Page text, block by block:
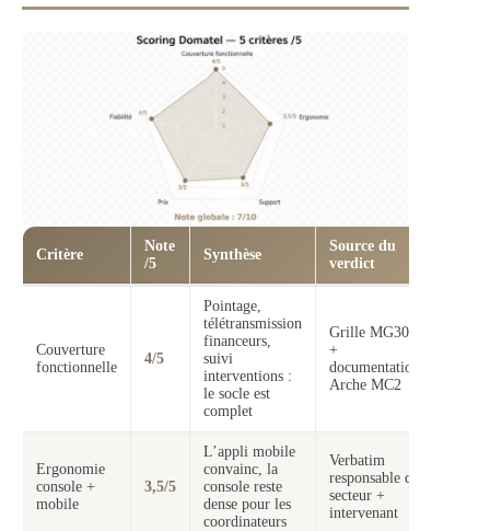
Critère
Note
/5
Synthèse
Source du
verdict
Couverture
fonctionnelle
4/5
Pointage,
télétransmission
financeurs,
suivi
interventions :
le socle est
complet
Grille MG30
+
documentation
Arche MC2
Ergonomie
console +
mobile
3,5/5
L’appli mobile
convainc, la
console reste
dense pour les
coordinateurs
Verbatim
responsable de
secteur +
intervenant